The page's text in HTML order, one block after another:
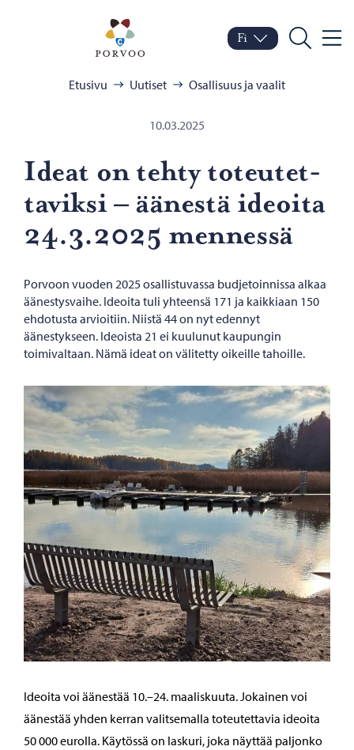
Porvoo – Siirry
Vaihda kieltä
Nykyinen kieli: Suomi
Fi
Hae
Etusivu Uutiset Osallisuus ja vaalit
10.03.2025
Ideat on tehty to­teu­tet­
ta­vik­si – ää­nes­tä ideoi­ta
24.3.2025 men­nes­sä
Porvoon vuoden 2025 osallistuvassa budjetoinnissa alkaa
äänestysvaihe. Ideoita tuli yhteensä 171 ja kaikkiaan 150
ehdotusta arvioitiin. Niistä 44 on nyt edennyt
äänestykseen. Ideoista 21 ei kuulunut kaupungin
toimivaltaan. Nämä ideat on välitetty oikeille tahoille.
Ideoita voi äänestää 10.–24. maaliskuuta. Jokainen voi
äänestää yhden kerran valitsemalla toteutettavia ideoita
50 000 eurolla. Käytössä on laskuri, joka näyttää paljonko